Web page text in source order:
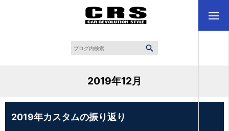
2019年12月
2019年カスタムの振り返り